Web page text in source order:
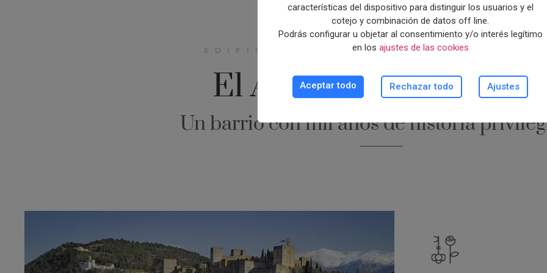
EDIFICIO APARTAMENTOS
El Albaicín de Granada
Un barrio con mil años de historia
características del dispositivo para distinguir los usuarios y el
cotejo y combinación de datos off line.
Podrás configurar u objetar al consentimiento y/o interés legítimo
en los ajustes de las cookies
Aceptar todo Rechazar todo Ajustes